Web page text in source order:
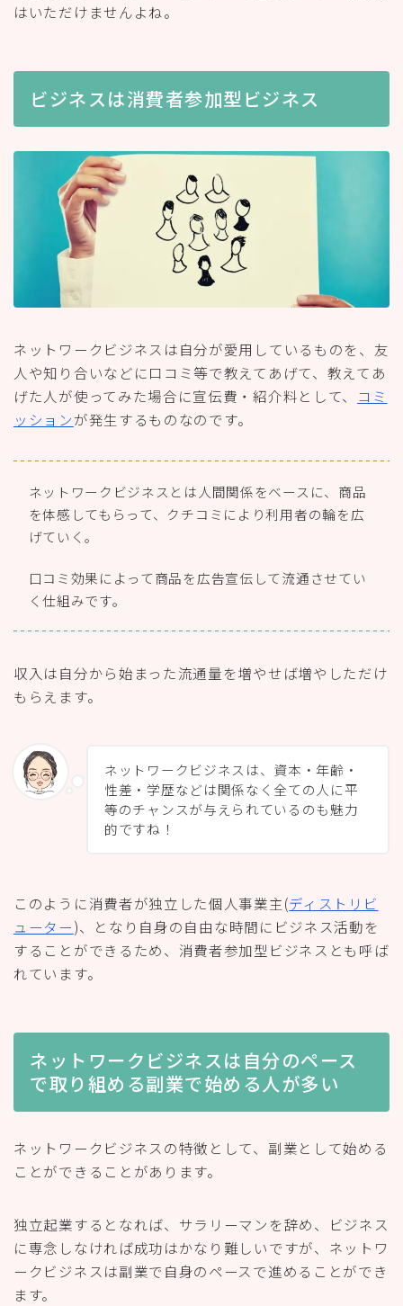
はいただけませんよね。
ビジネスは消費者参加型ビジネス
ネットワークビジネスは自分が愛用しているものを、友
人や知り合いなどに口コミ等で教えてあげて、教えてあ
げた人が使ってみた場合に宣伝費・紹介料として、 コミ
ッションが発生するものなのです。
ネットワークビジネスとは人間関係をベースに、商品
を体感してもらって、クチコミにより利用者の輪を広
げていく。
口コミ効果によって商品を広告宣伝して流通させてい
く仕組みです。
収入は自分から始まった流通量を増やせば増やしただけ
もらえます。
ネットワークビジネスは、資本・年齢・
性差・学歴などは関係なく全ての人に平
等のチャンスが与えられているのも魅力
的ですね！
このように消費者が独立した個人事業主(ディストリビ
ューター)、となり自身の自由な時間にビジネス活動を
することができるため、消費者参加型ビジネスとも呼ば
れています。
ネットワークビジネスは自分のペース
で取り組める副業で始める人が多い
ネットワークビジネスの特徴として、副業として始める
ことができることがあります。
独立起業するとなれば、サラリーマンを辞め、ビジネス
に専念しなければ成功はかなり難しいですが、ネットワ
ークビジネスは副業で自身のペースで進めることができ
ます。